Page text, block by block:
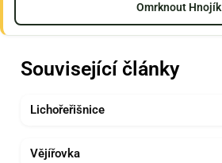
Omrknout Hnojík
Související články
Lichořeřišnice
Vějířovka